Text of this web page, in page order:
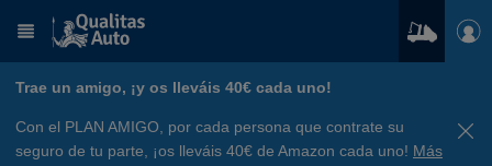
Trae un amigo, ¡y os lleváis 40€ cada uno!
Con el PLAN AMIGO, por cada persona que contrate su
seguro de tu parte, ¡os lleváis 40€ de Amazon cada uno! Más